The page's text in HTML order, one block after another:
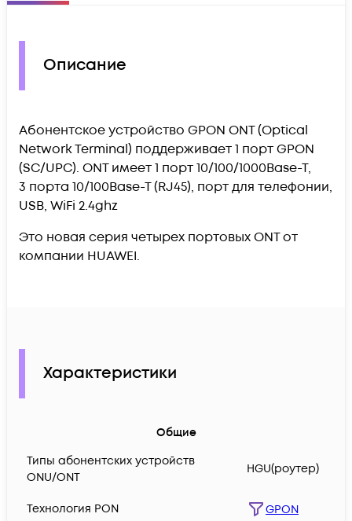
Описание
Абонентское устройство GPON ONT (Optical
Network Terminal) поддерживает 1 порт GPON
(SC/UPC). ONT имеет 1 порт 10/100/1000Base-T,
3 порта 10/100Base-T (RJ45), порт для телефонии,
USB, WiFi 2.4ghz
Это новая серия четырех портовых ONT от
компании HUAWEI.
Характеристики
Общие
Типы абонентских устройств
ONU/ONT
HGU(роутер)
Технология PON GPON